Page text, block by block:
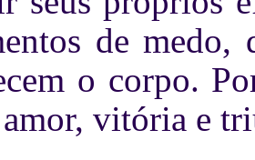
de
o corpo.
amor, vitória e